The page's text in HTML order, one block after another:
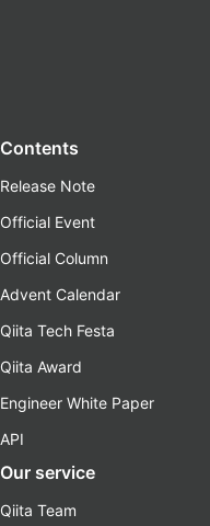
Contents
Release Note
Official Event
Official Column
Advent Calendar
Qiita Tech Festa
Qiita Award
Engineer White Paper
API
Our service
Qiita Team